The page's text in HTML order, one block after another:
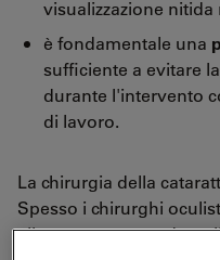
visualizzazione
è fondamentale una
sufficiente a evitare
durante l'intervento
di lavoro.
La chirurgia della
Spesso i chirurghi
alla cataratta, uno dopo